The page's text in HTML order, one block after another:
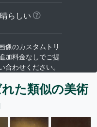
らしい
像のカスタムトリ
加料金なしでご提
合わせください。
た類似の美術